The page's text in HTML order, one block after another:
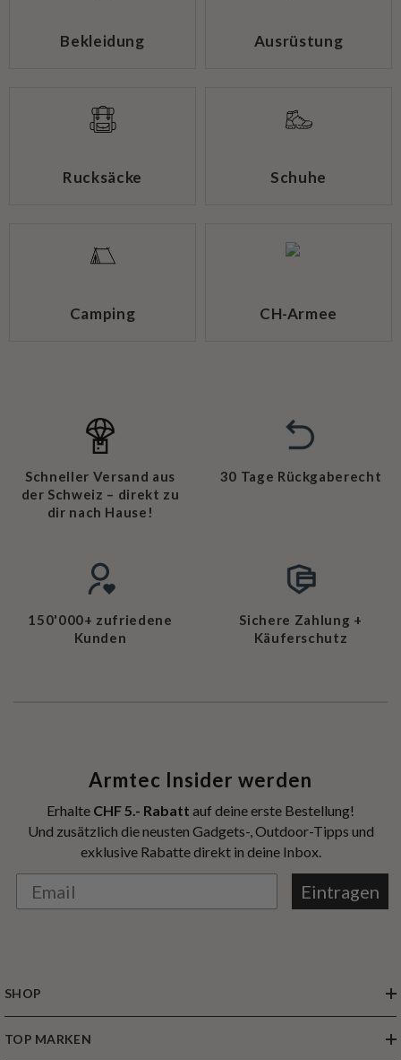
Bekleidung Ausrüstung
Rucksäcke Schuhe
Camping CH-Armee
Schneller Versand aus
der Schweiz – direkt zu
dir nach Hause!
30 Tage Rückgaberecht
150'000+ zufriedene
Kunden
Sichere Zahlung +
Käuferschutz
Armtec Insider werden
Erhalte CHF 5.- Rabatt auf deine erste Bestellung!
Und zusätzlich die neusten Gadgets-, Outdoor-Tipps und
exklusive Rabatte direkt in deine Inbox.
Eintragen
SHOP
TOP MARKEN